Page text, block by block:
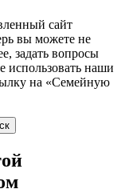
сайт
вы можете не
задать вопросы
использовать наши
на «Семейную